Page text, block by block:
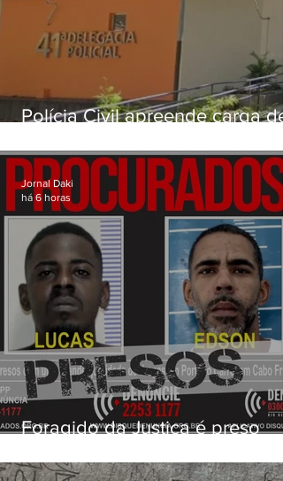
Polícia Civil apreende carga de
3 milhões na Zona Norte do Rio
Foragido da Justiça é preso
Cabo Frio
Jornal Daki
há 6 horas